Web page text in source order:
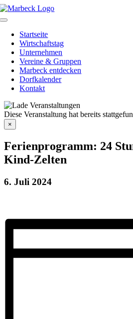
Skip
to
Toggle
NavigationStartseite
Wirtschaftstag
Unternehmen
Vereine & Gruppen
Marbeck entdecken
Dorfkalender
Kontakt
Diese Veranstaltung hat bereits
×
Ferienprogramm: 24
Kind-Zelten
6. Juli 2024